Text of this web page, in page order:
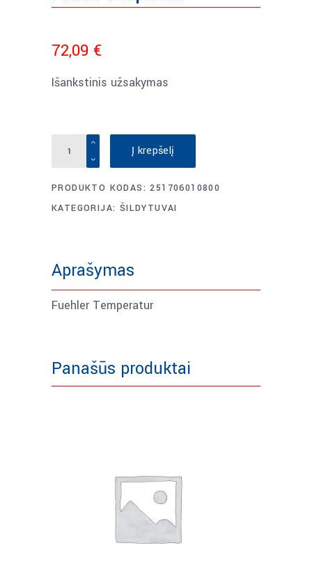
72,09 €
Išankstinis užsakymas
Temperatur
Į krepšelį
PRODUKTO KODAS:251706010800
KATEGORIJA: ŠILDYTUVAI
Aprašymas
Fuehler Temperatur
Panašūs produktai